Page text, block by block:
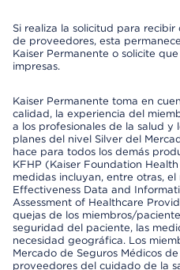
Si realiza la solicitud para
de proveedores, esta
Kaiser Permanente o solicite
impresas.
Kaiser Permanente toma en
calidad, la experiencia del
a los profesionales de la salud y
planes del nivel Silver del
hace para todos los demás
KFHP (Kaiser Foundation
medidas incluyan, entre otras,
Effectiveness Data and
Assessment of Healthcare
quejas de los miembros/
seguridad del paciente, las
necesidad geográfica. Los
Mercado de Seguros Médicos
proveedores del cuidado de la